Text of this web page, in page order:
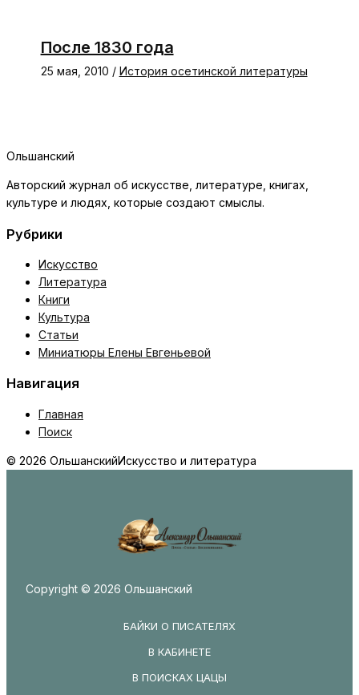
После 1830 года
25 мая, 2010 / История осетинской литературы
Ольшанский
Авторский журнал об искусстве, литературе, книгах,
культуре и людях, которые создают смыслы.
Рубрики
Искусство
Литература
Книги
Культура
Статьи
Миниатюры Елены Евгеньевой
Навигация
Главная
Поиск
© 2026 ОльшанскийИскусство и литература
Copyright © 2026 Ольшанский
БАЙКИ О ПИСАТЕЛЯХ
В КАБИНЕТЕ
В ПОИСКАХ ЦАЦЫ